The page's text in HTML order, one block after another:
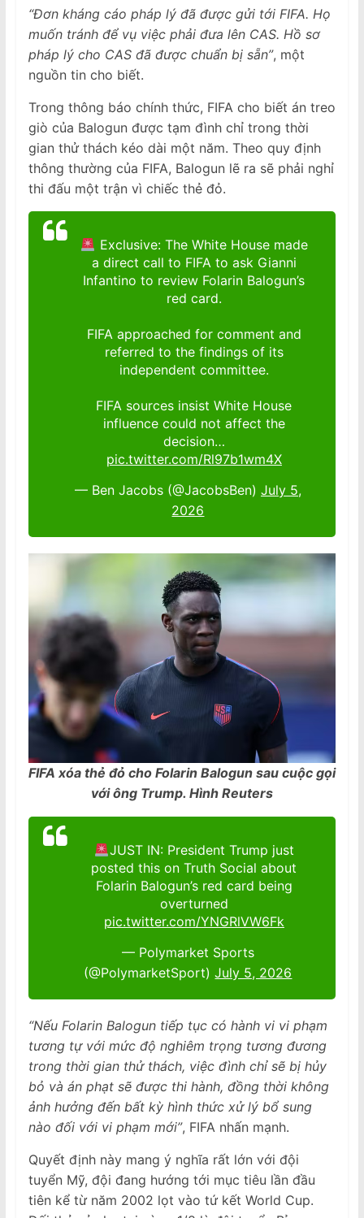
“Đơn kháng cáo pháp lý đã được gửi tới FIFA. Họ
muốn tránh để vụ việc phải đưa lên CAS. Hồ sơ
pháp lý cho CAS đã được chuẩn bị sẵn”, một
nguồn tin cho biết.
Trong thông báo chính thức, FIFA cho biết án treo
giò của Balogun được tạm đình chỉ trong thời
gian thử thách kéo dài một năm. Theo quy định
thông thường của FIFA, Balogun lẽ ra sẽ phải nghỉ
thi đấu một trận vì chiếc thẻ đỏ.
Exclusive: The White House made
a direct call to FIFA to ask Gianni
Infantino to review Folarin Balogun’s
red card.
FIFA approached for comment and
referred to the findings of its
independent committee.
FIFA sources insist White House
influence could not affect the
decision…
pic.twitter.com/Rl97b1wm4X
— Ben Jacobs (@JacobsBen) July 5,
2026
FIFA xóa thẻ đỏ cho Folarin Balogun sau cuộc gọi
với ông Trump. Hình Reuters
JUST IN: President Trump just
posted this on Truth Social about
Folarin Balogun’s red card being
overturned
pic.twitter.com/YNGRlVW6Fk
— Polymarket Sports
(@PolymarketSport)July 5, 2026
“Nếu Folarin Balogun tiếp tục có hành vi vi phạm
tương tự với mức độ nghiêm trọng tương đương
trong thời gian thử thách, việc đình chỉ sẽ bị hủy
bỏ và án phạt sẽ được thi hành, đồng thời không
ảnh hưởng đến bất kỳ hình thức xử lý bổ sung
nào đối với vi phạm mới”, FIFA nhấn mạnh.
Quyết định này mang ý nghĩa rất lớn với đội
tuyển Mỹ, đội đang hướng tới mục tiêu lần đầu
tiên kể từ năm 2002 lọt vào tứ kết World Cup.